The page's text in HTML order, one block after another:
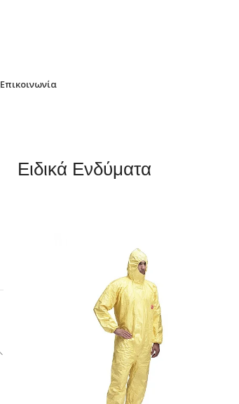
Επικοινωνία
Ειδικά Ενδύματα